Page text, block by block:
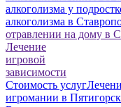
алкоголизма у
алкоголизма в
отравлении на дому в
Лечение
игровой
зависимости
Стоимость услуг
игромании в